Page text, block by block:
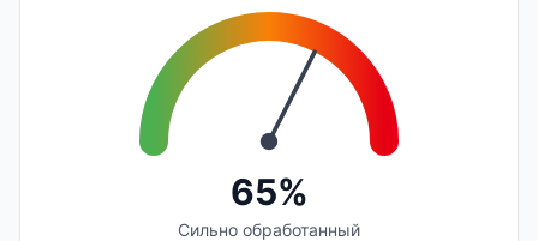
65%
Сильно обработанный